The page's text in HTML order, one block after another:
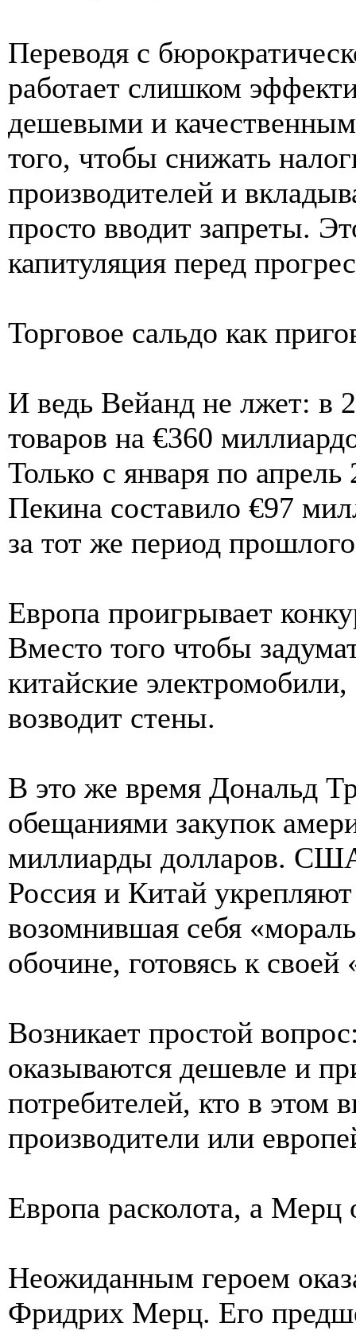
Переводя с
работает слишком
дешевыми и
того, чтобы снижать
производителей и
просто вводит запреты.
капитуляция перед
Торговое сальдо как
И ведь Вейанд не лжет: в
товаров на €360
Только с января по
Пекина составило €97
за тот же период
Европа проигрывает
Вместо того чтобы
китайские
возводит стены.
В это же время Дональд
обещаниями закупок
миллиарды долларов.
Россия и Китай
возомнившая себя
обочине, готовясь к
Возникает простой
оказываются дешевле и
потребителей, кто в этом
производители или
Европа расколота, а Мерц
Неожиданным героем
Фридрих Мерц. Его